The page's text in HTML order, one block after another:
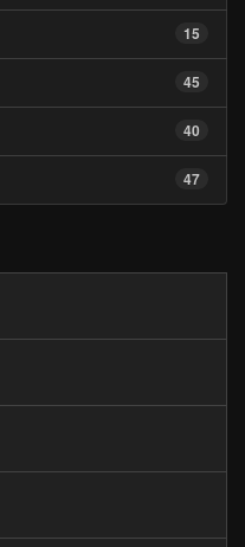
15
45
40
47